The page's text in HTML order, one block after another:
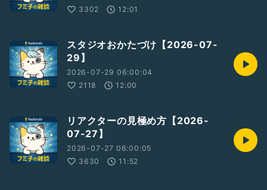
3302
12:01
スタジオおかたづけ【2026-07-
29】
2026-07-29 06:00:04
2118
12:00
リアクターの見極め方【2026-
07-27】
2026-07-27 06:00:05
3630
11:52